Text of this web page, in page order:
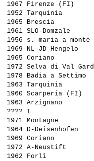
1967 Firenze (FI)
1952 Tarquinia
1965 Brescia
1961 SLO-
1956 s. maria a
1969 NL-JD
1965 Coriano
1972 Selva di Val
1978 Badia a
1963 Tarquinia
1960 Scarperia (FI)
1963 Arzignano
???? I
1971 Montagne
1964 D-
1969 Coriano
1972 A-Neustift
1962 Forlì